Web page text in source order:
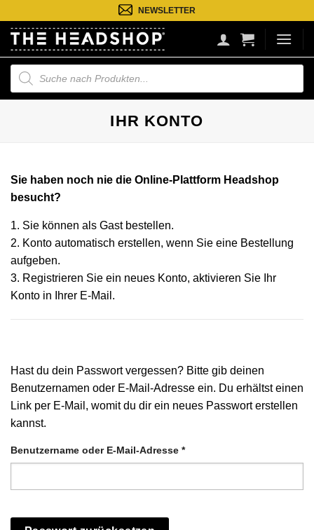
Inhalt
springen
NEWSLETTER
Suche
nach
Produkten
IHR KONTO
Sie haben noch nie die Online-Plattform Headshop
besucht?
1. Sie können als Gast bestellen.
2. Konto automatisch erstellen, wenn Sie eine Bestellung
aufgeben.
3. Registrieren Sie ein neues Konto, aktivieren Sie Ihr
Konto in Ihrer E-Mail.
Hast du dein Passwort vergessen? Bitte gib deinen
Benutzernamen oder E-Mail-Adresse ein. Du erhältst einen
Link per E-Mail, womit du dir ein neues Passwort erstellen
kannst.
Benutzername oder E-Mail-Adresse *Erforderlich